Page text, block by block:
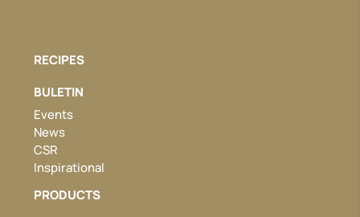
RECIPES
BULETIN
Events
News
CSR
Inspirational
PRODUCTS